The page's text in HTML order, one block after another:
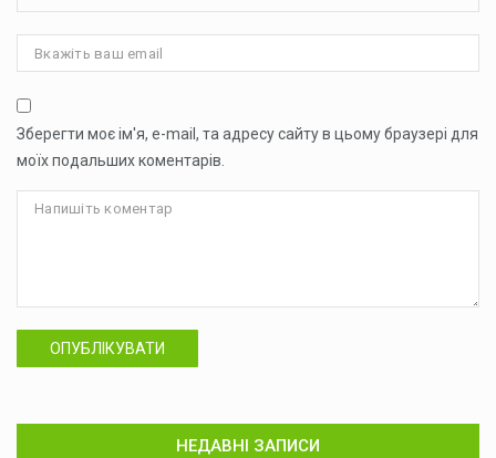
Зберегти моє ім'я, e-mail, та адресу сайту в цьому браузері для
моїх подальших коментарів.
ОПУБЛІКУВАТИ
НЕДАВНІ ЗАПИСИ